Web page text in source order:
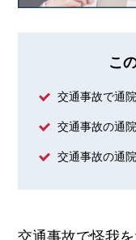
こ
交通事故で通
交通事故の通
交通事故の通